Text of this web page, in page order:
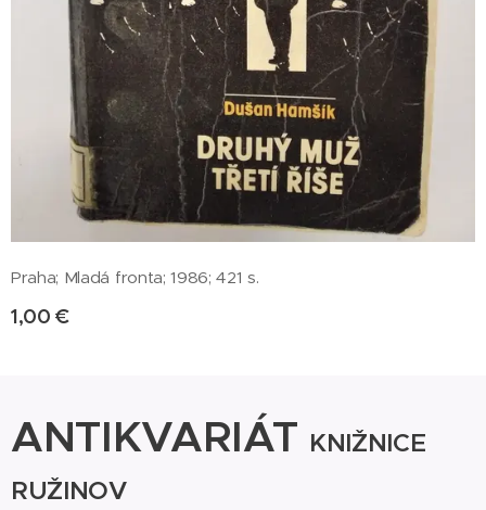
Praha; Mladá fronta; 1986; 421 s.
1,00 €
ANTIKVARIÁT KNIŽNICE
RUŽINOV